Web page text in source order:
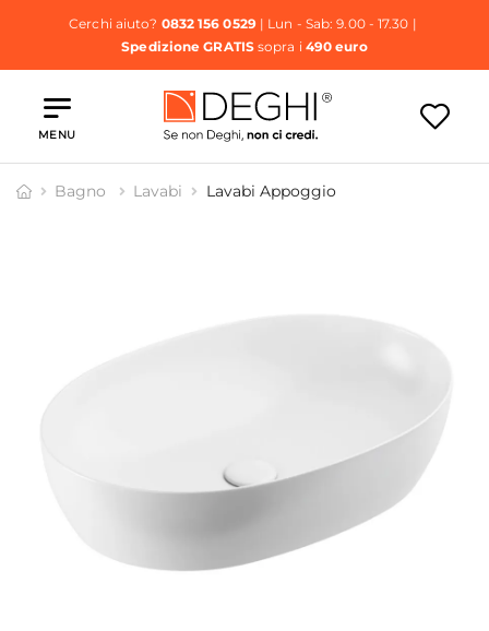
Cerchi aiuto? 0832 156 0529| Lun - Sab: 9.00 - 17.30 |
Spedizione GRATISsopra i 490 euro
MENU
Bagno Lavabi Lavabi Appoggio